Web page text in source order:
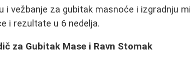
i vežbanje za gubitak masnoće i izgradnju
i rezultate u 6 nedelja.
za Gubitak Mase i Ravn Stomak